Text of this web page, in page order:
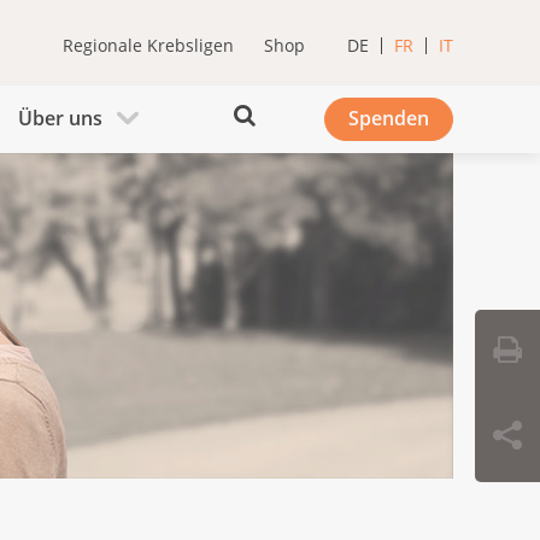
Regionale Krebsligen Shop DE FR IT
Über uns Spenden